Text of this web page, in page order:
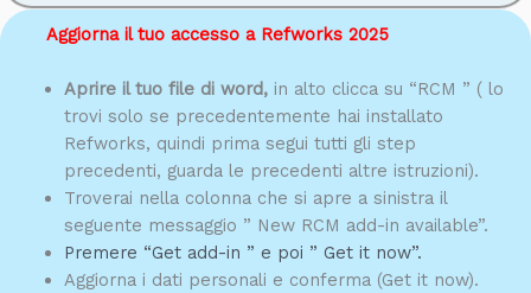
Aggiorna il tuo accesso a Refworks 2025
Aprire il tuo file di word,in alto clicca su “RCM ” ( lo
trovi solo se precedentemente hai installato
Refworks, quindi prima segui tutti gli step
precedenti, guarda le precedenti altre istruzioni).
Troverai nella colonna che si apre a sinistra il
seguente messaggio ” New RCM add-in available”.
Premere “Get add-in ” e poi ” Get it now”.
Aggiorna i dati personali e conferma (Get it now).